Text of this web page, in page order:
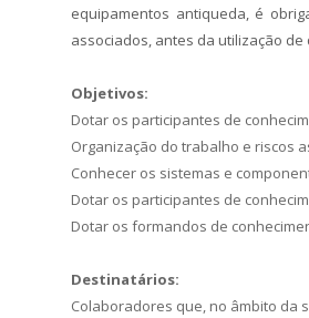
equipamentos antiqueda, é
associados, antes da utilização
Objetivos:
Dotar os participantes de
Organização do trabalho e riscos
Conhecer os sistemas e
Dotar os participantes de
Dotar os formandos de
Destinatários:
Colaboradores que, no âmbito da
Higiene das mãos no
trabalho: prevenção,
equipas
No Dia Mundial da Higiene
das Mãos, reforçamos a
importância de um gesto
simples, mas essencial na
prevenção de riscos no local
higienização das mãos.
ver mais